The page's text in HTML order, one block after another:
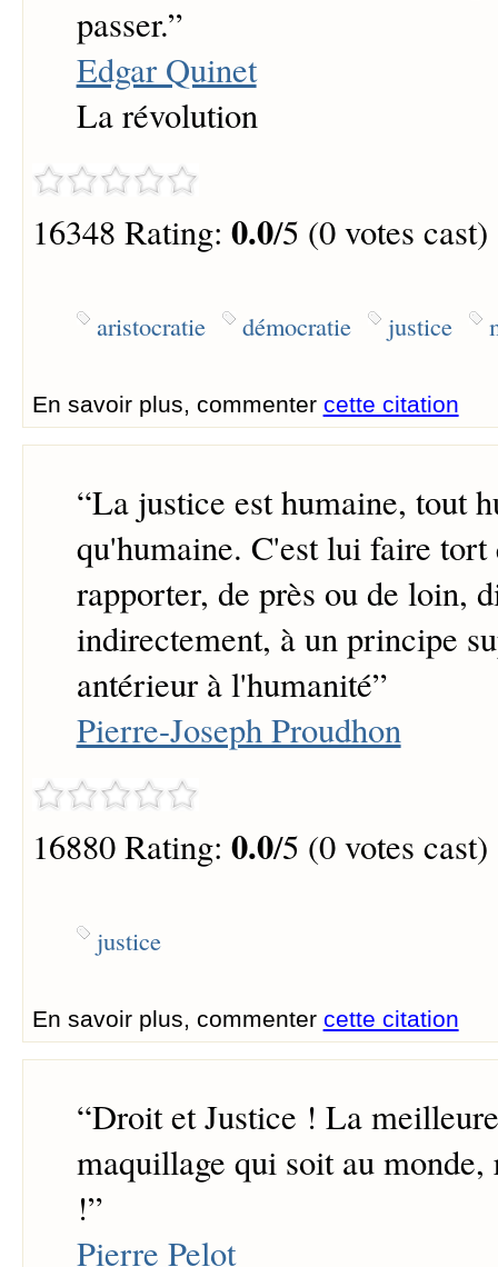
passer.”
Edgar Quinet
La révolution
16348 Rating: 0.0/5 (0 votes cast)
aristocratie démocratie justice
En savoir plus, commenter cette citation
“La justice est humaine, tout
qu'humaine. C'est lui faire tort
rapporter, de près ou de loin,
indirectement, à un principe
antérieur à l'humanité”
Pierre-Joseph Proudhon
16880 Rating: 0.0/5 (0 votes cast)
justice
En savoir plus, commenter cette citation
“Droit et Justice ! La
maquillage qui soit au monde,
!”
Pierre Pelot